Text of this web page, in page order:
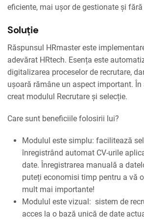
eficiente, mai ușor de gestionate și
Soluție
Răspunsul HRmaster este
adevărat HRtech. Esența este
digitalizarea proceselor de recrutare,
ușoară rămâne un aspect important. În
creat modulul Recrutare și selecție.
Care sunt beneficiile folosirii lui?
Modulul este simplu: facilitează
înregistrând automat CV-urile
date. Înregistrarea manuală a
puteți economisi timp pentru a vă
mult mai importante!
Modulul este vizual: sistem de
acces la o bază unică de date